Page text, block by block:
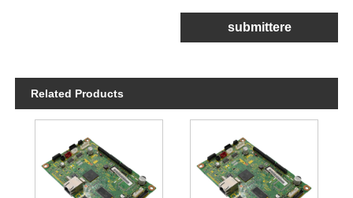
submittere
Related Products